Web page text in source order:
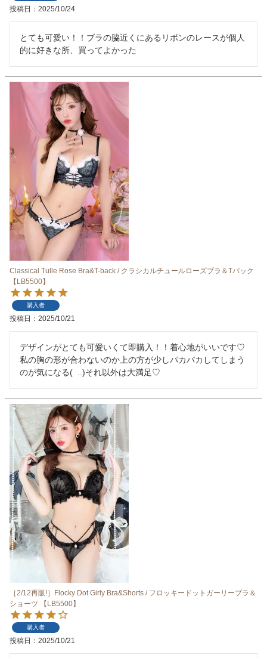
投稿日 2025/10/24
とても可愛い！！ブラの脇近くにあるリボンのレースが個人
的に好きな所、買ってよかった
Classical Tulle Rose Bra&T-back / クラシカルチュールローズブラ＆Tバック
【LB5500】
購入者
投稿日 2025/10/21
デザインがとても可愛いくて即購入！！着心地がいいです♡
私の胸の形が合わないのか上の方が少しパカパカしてしまう
のが気になる(  ..)それ以外は大満足♡
［2/12再販!］Flocky Dot Girly Bra&Shorts / フロッキードットガーリーブラ＆
ショーツ 【LB5500】
購入者
投稿日 2025/10/21